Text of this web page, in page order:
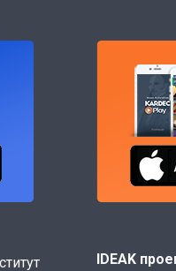
IDEAK